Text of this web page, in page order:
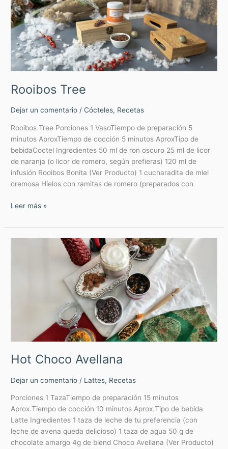
Rooibos Tree
Dejar un comentario /Cócteles, Recetas
Rooibos Tree Porciones 1 VasoTiempo de preparación 5
minutos AproxTiempo de cocción 5 minutos AproxTipo de
bebidaCoctel Ingredientes 50 ml de ron oscuro 25 ml de licor
de naranja (o licor de romero, según prefieras) 120 ml de
infusión Rooibos Bonita (Ver Producto) 1 cucharadita de miel
cremosa Hielos con ramitas de romero (preparados con
Leer más »
Hot Choco Avellana
Dejar un comentario / Lattes, Recetas
Porciones 1 TazaTiempo de preparación 15 minutos
Aprox.Tiempo de cocción 10 minutos Aprox.Tipo de bebida
Latte Ingredientes 1 taza de leche de tu preferencia (con
leche de avena queda delicioso) 1 taza de agua 50 g de
chocolate amargo 4g de blend Choco Avellana (Ver Producto)